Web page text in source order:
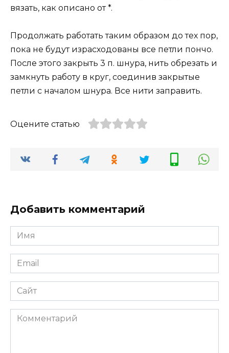
вязать, как описано от *.
Продолжать работать таким образом до тех пор,
пока не будут израсходованы все петли пончо.
После этого закрыть 3 п. шнура, нить обрезать и
замкнуть работу в круг, соединив закрытые
петли с началом шнура. Все нити заправить.
Оцените статью
Добавить комментарий
Имя
Email
Сайт
Комментарий